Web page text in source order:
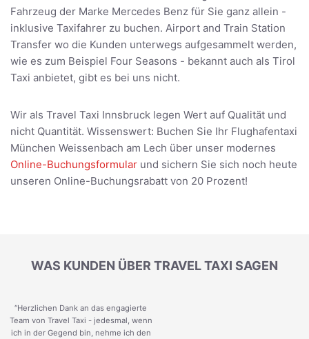
Fahrzeug der Marke Mercedes Benz für Sie ganz allein -
inklusive Taxifahrer zu buchen. Airport and Train Station
Transfer wo die Kunden unterwegs aufgesammelt werden,
wie es zum Beispiel Four Seasons - bekannt auch als Tirol
Taxi anbietet, gibt es bei uns nicht.
Wir als Travel Taxi Innsbruck legen Wert auf Qualität und
nicht Quantität. Wissenswert: Buchen Sie Ihr Flughafentaxi
München Weissenbach am Lech über unser modernes
Online-Buchungsformular und sichern Sie sich noch heute
unseren Online-Buchungsrabatt von 20 Prozent!
WAS KUNDEN ÜBER TRAVEL TAXI SAGEN
“Herzlichen Dank an das engagierte
Team von Travel Taxi - jedesmal, wenn
ich in der Gegend bin, nehme ich den